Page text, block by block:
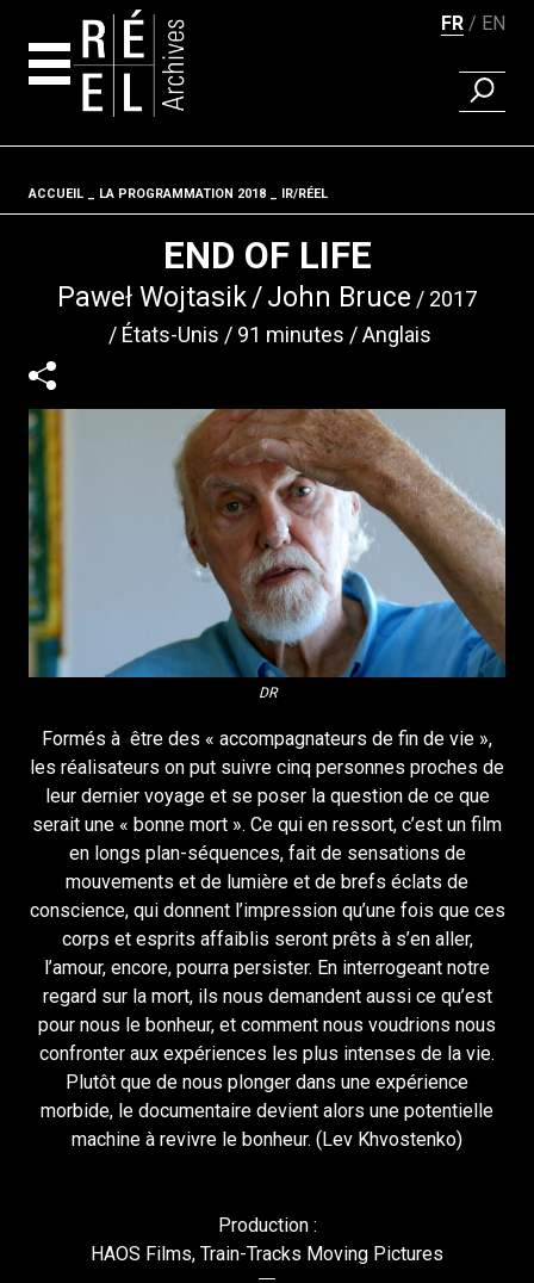
FR EN
Fil d'ariane
ACCUEIL LA PROGRAMMATION 2018 IR/RÉEL
END OF LIFE
Paweł Wojtasik John Bruce
2017
États-Unis
91 minutes Anglais
DR
Formés à être des « accompagnateurs de fin de vie »,
les réalisateurs on put suivre cinq personnes proches de
leur dernier voyage et se poser la question de ce que
serait une « bonne mort ». Ce qui en ressort, c’est un film
en longs plan-séquences, fait de sensations de
mouvements et de lumière et de brefs éclats de
conscience, qui donnent l’impression qu’une fois que ces
corps et esprits affaiblis seront prêts à s’en aller,
l’amour, encore, pourra persister. En interrogeant notre
regard sur la mort, ils nous demandent aussi ce qu’est
pour nous le bonheur, et comment nous voudrions nous
confronter aux expériences les plus intenses de la vie.
Plutôt que de nous plonger dans une expérience
morbide, le documentaire devient alors une potentielle
machine à revivre le bonheur. (Lev Khvostenko)
Production :
HAOS Films, Train-Tracks Moving Pictures